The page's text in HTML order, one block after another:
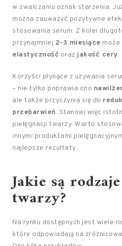
w zwalczaniu oznak starzenia.
można zauważyć pozytywne
stosowania serum. Z kolei
przynajmniej 2-3 miesiące może
elastyczność oraz jakość cery.
Korzyści płynące z używania
– nie tylko poprawia ono
ale także przyczynia się do
przebarwień. Stanowi więc
pielęgnacji twarzy. Warto
innymi produktami
najlepsze rezultaty.
Jakie są
twarzy?
Na rynku dostępnych jest wiele
które odpowiadają na